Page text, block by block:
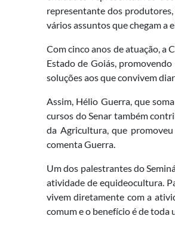
representante dos
vários assuntos que chegam a
Com cinco anos de atuação, a
Estado de Goiás,
soluções aos que convivem
Assim, Hélio Guerra, que
cursos do Senar também
da Agricultura, que
comenta Guerra.
Um dos palestrantes do
atividade de equideocultura.
vivem diretamente com a
comum e o benefício é de toda